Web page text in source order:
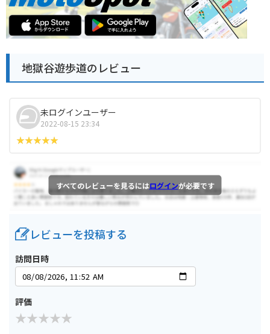
地獄谷遊歩道のレビュー
未ログインユーザー
2022-08-15 23:34
すべてのレビューを見るにはログインが必要です
レビューを投稿する
訪問日時
評価